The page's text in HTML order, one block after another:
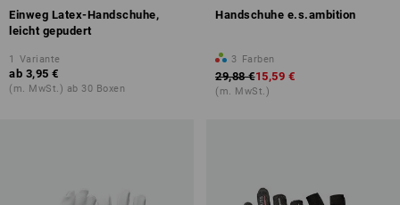
Einweg Latex-Handschuhe,
leicht gepudert
1 Variante
ab 3,95 €
(m. MwSt.) ab 30 Boxen
Handschuhe e.s.ambition
3 Farben
29,88 €15,59 €
(m. MwSt.)